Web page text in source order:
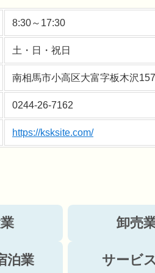
8:30～17:30
土・日・祝日
南相馬市小高区大富字板木沢
0244-26-7162
https://ksksite.com/
卸売
泊業 サービ